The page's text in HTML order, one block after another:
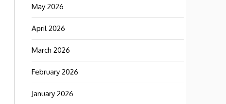
May 2026
April 2026
March 2026
February 2026
January 2026